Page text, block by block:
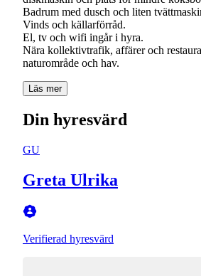
Badrum med dusch och liten
Vinds och källarförråd.
El, tv och wifi ingår i hyra.
Nära kollektivtrafik, affärer och
Läs mer
Din hyresvärd
GU
Greta Ulrika
Verifierad hyresvärd